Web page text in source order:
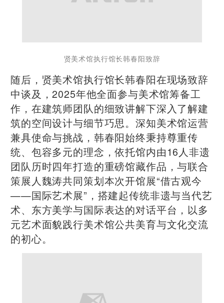
贤美术馆执行馆长韩春阳致辞
随后，贤美术馆执行馆长韩春阳在现场致辞
中谈及，2025年他全面参与美术馆筹备工
作，在建筑师团队的细致讲解下深入了解建
筑的空间设计与细节巧思。深知美术馆运营
兼具使命与挑战，韩春阳始终秉持尊重传
统、包容多元的理念，依托馆内由16人非遗
团队历时四年打造的重磅馆藏作品，与联合
策展人魏涛共同策划本次开馆展“借古观今
——国际艺术展”，搭建起传统非遗与当代艺
术、东方美学与国际表达的对话平台，以多
元艺术面貌践行美术馆公共美育与文化交流
的初心。